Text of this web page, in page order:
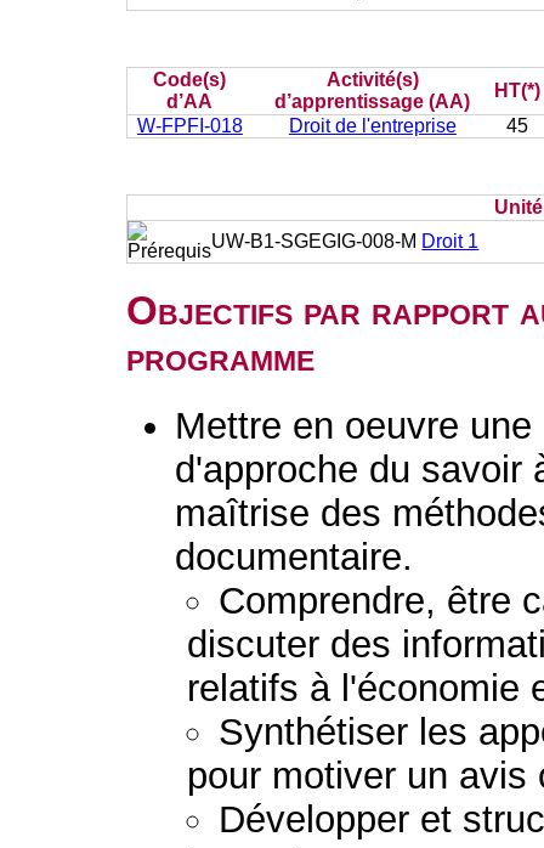
Code(s)
d’AA
Activité(s)
d’apprentissage (AA)
HT(*)
W-FPFI-018
Droit de l'entreprise 45
UW-B1-SGEGIG-008-M Droit 1
Objectifs par rapport
programme
Mettre en oeuvre
d'approche du savoir
maîtrise des
documentaire.
Comprendre, être
discuter des
relatifs à l'économie
Synthétiser les
pour motiver un avis
Développer et